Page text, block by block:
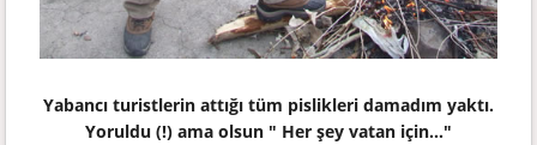
Yabancı turistlerin attığı tüm pislikleri damadım yaktı.
Yoruldu (!) ama olsun " Her şey vatan için..."